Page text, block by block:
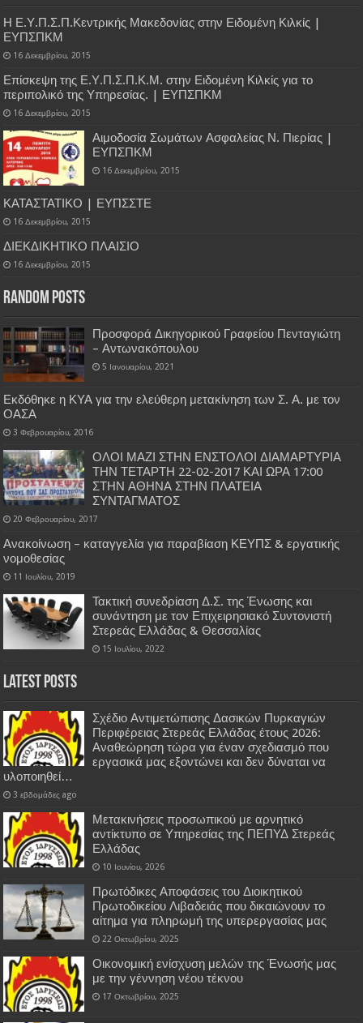
Η Ε.Υ.Π.Σ.Π.Κεντρικής Μακεδονίας στην Ειδομένη Κιλκίς |
ΕΥΠΣΠΚΜ
16 Δεκεμβρίου, 2015
Επίσκεψη της Ε.Υ.Π.Σ.Π.Κ.Μ. στην Ειδομένη Κιλκίς για το
περιπολικό της Υπηρεσίας. | ΕΥΠΣΠΚΜ
16 Δεκεμβρίου, 2015
Αιμοδοσία Σωμάτων Ασφαλείας Ν. Πιερίας |
ΕΥΠΣΠΚΜ
16 Δεκεμβρίου, 2015
ΚΑΤΑΣΤΑΤΙΚΟ | ΕΥΠΣΣΤΕ
16 Δεκεμβρίου, 2015
ΔΙΕΚΔΙΚΗΤΙΚΟ ΠΛΑΙΣΙΟ
16 Δεκεμβρίου, 2015
Random Posts
Προσφορά Δικηγορικού Γραφείου Πενταγιώτη
– Αντωνακόπουλου
5 Ιανουαρίου, 2021
Εκδόθηκε η ΚΥΑ για την ελεύθερη μετακίνηση των Σ. Α. με τον
ΟΑΣΑ
3 Φεβρουαρίου, 2016
ΟΛΟΙ ΜΑΖΙ ΣΤΗΝ ΕΝΣΤΟΛΟΙ ΔΙΑΜΑΡΤΥΡΙΑ
ΤΗΝ ΤΕΤΑΡΤΗ 22-02-2017 ΚΑΙ ΩΡΑ 17:00
ΣΤΗΝ ΑΘΗΝΑ ΣΤΗΝ ΠΛΑΤΕΙΑ
ΣΥΝΤΑΓΜΑΤΟΣ
20 Φεβρουαρίου, 2017
Ανακοίνωση – καταγγελία για παραβίαση ΚΕΥΠΣ & εργατικής
νομοθεσίας
11 Ιουλίου, 2019
Τακτική συνεδρίαση Δ.Σ. της Ένωσης και
συνάντηση με τον Επιχειρησιακό Συντονιστή
Στερεάς Ελλάδας & Θεσσαλίας
15 Ιουλίου, 2022
Latest Posts
Σχέδιο Αντιμετώπισης Δασικών Πυρκαγιών
Περιφέρειας Στερεάς Ελλάδας έτους 2026:
Αναθεώρηση τώρα για έναν σχεδιασμό που
εργασικά μας εξοντώνει και δεν δύναται να
υλοποιηθεί…
3 εβδομάδες ago
Μετακινήσεις προσωπικού με αρνητικό
αντίκτυπο σε Υπηρεσίας της ΠΕΠΥΔ Στερεάς
Ελλάδας
10 Ιουνίου, 2026
Πρωτόδικες Αποφάσεις του Διοικητικού
Πρωτοδικείου Λιβαδειάς που δικαιώνουν το
αίτημα για πληρωμή της υπερεργασίας μας
22 Οκτωβρίου, 2025
Οικονομική ενίσχυση μελών της Ένωσής μας
με την γέννηση νέου τέκνου
17 Οκτωβρίου, 2025